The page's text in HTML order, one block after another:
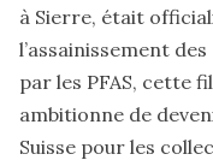
à Sierre, était
l’assainissement
par les PFAS, cette
ambitionne de
Suisse pour les